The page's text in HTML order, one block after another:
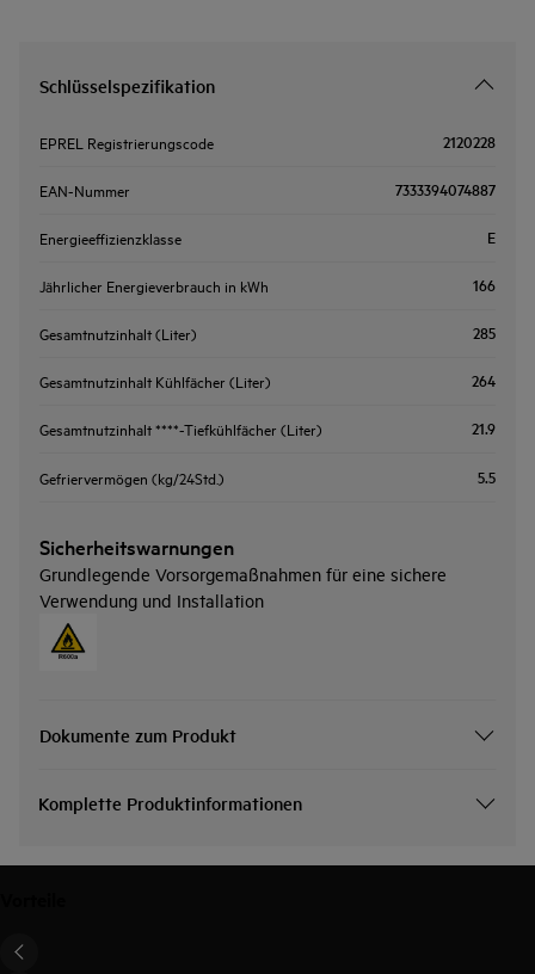
Schlüsselspezifikation
EPREL Registrierungscode 2120228
EAN-Nummer 7333394074887
Energieeffizienzklasse E
Jährlicher Energieverbrauch in kWh 166
Gesamtnutzinhalt (Liter) 285
Gesamtnutzinhalt Kühlfächer (Liter) 264
Gesamtnutzinhalt ****-Tiefkühlfächer (Liter) 21.9
Gefriervermögen (kg/24Std.) 5.5
Sicherheitswarnungen
Grundlegende Vorsorgemaßnahmen für eine sichere
Verwendung und Installation
Dokumente zum Produkt
Komplette Produktinformationen